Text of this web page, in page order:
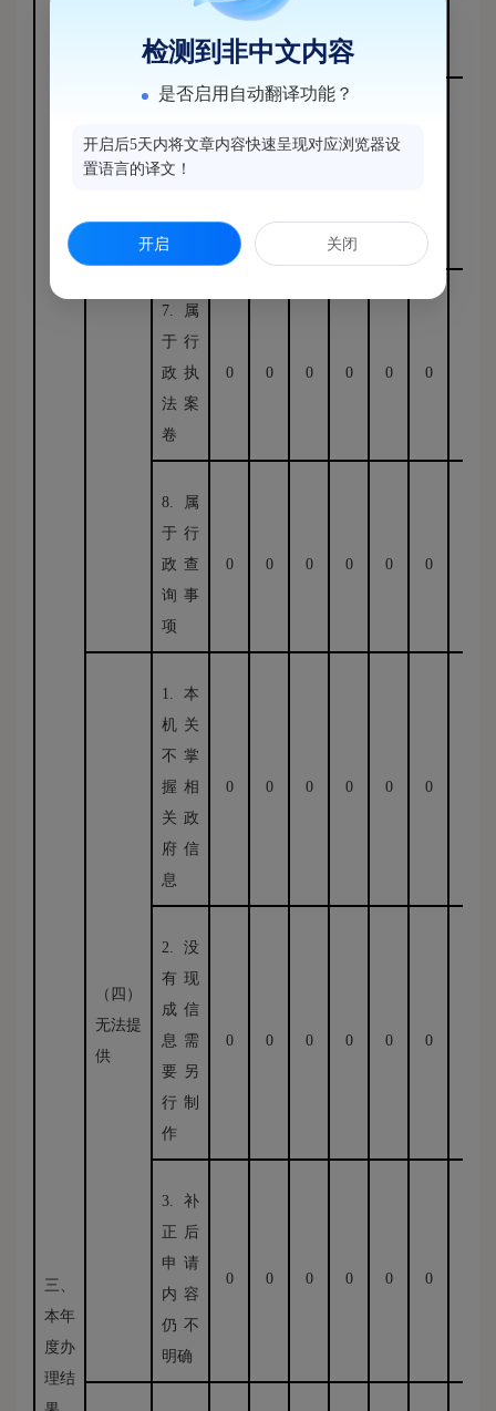
三、
本年
度办
理结
息
于四
类过
信息
7.属
于行
政执
法案
卷
0 0 0 0 0 0
8.属
于行
政查
询事
项
0 0 0 0 0 0
（四）
无法提
供
1.本
机关
不掌
握相
关政
府信
息
0 0 0 0 0 0
2.没
有现
成信
息需
要另
行制
作
0 0 0 0 0 0
3.补
正后
申请
内容
仍不
明确
0 0 0 0 0 0
检测到非中文内容
是否启用自动翻译功能？
开启后5天内将文章内容快速呈现对应浏览器设
置语言的译文！
开启 关闭